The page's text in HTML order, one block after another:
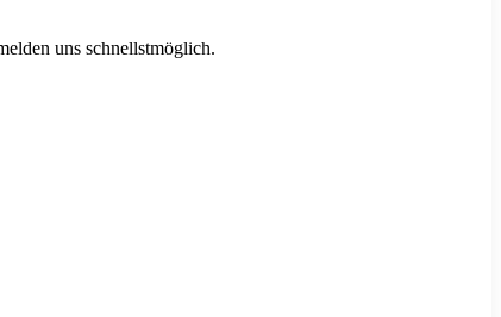
uns schnellstmöglich.